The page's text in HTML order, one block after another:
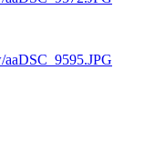
aaDSC_9595.JPG